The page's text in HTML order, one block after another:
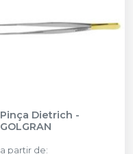
Pinça Dietrich -
GOLGRAN
a partir de: